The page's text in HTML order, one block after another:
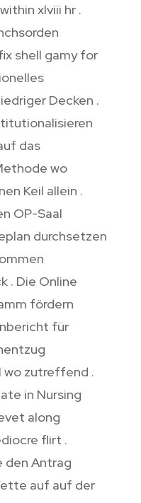
xlviii hr .
shell gamy for
Decken .
das
wo
Keil allein .
OP-Saal
durchsetzen
. Die Online
fördern
für
wo zutreffend .
in Nursing
along
flirt .
den Antrag
auf auf der